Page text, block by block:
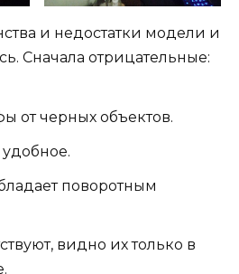
и недостатки модели и
Сначала отрицательные:
от черных объектов.
поворотным
видно их только в